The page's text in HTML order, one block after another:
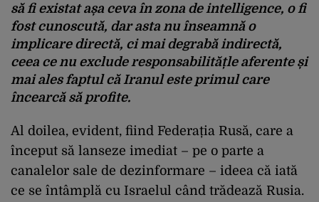
să fi existat așa ceva în zona de intelligence, o fi
fost cunoscută, dar asta nu înseamnă o
implicare directă, ci mai degrabă indirectă,
ceea ce nu exclude responsabilitățle aferente și
mai ales faptul că Iranul este primul care
încearcă să profite.
Al doilea, evident, fiind Federația Rusă, care a
început să lanseze imediat – pe o parte a
canalelor sale de dezinformare – ideea că iată
ce se întâmplă cu Israelul când trădează Rusia.